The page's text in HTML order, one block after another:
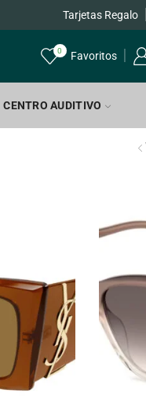
Tarjetas Regalo
0 Favoritos
CENTRO AUDITIVO